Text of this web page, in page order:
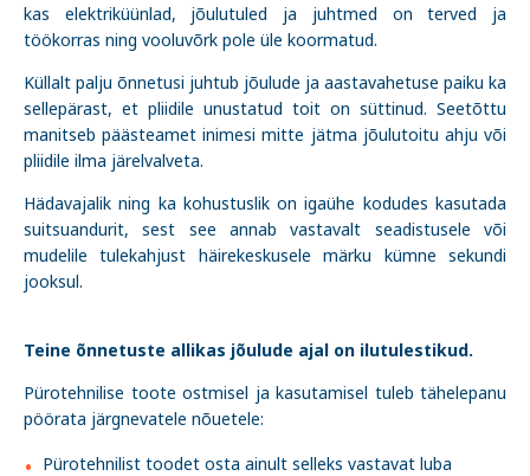
kas elektriküünlad, jõulutuled ja juhtmed on terved ja
töökorras ning vooluvõrk pole üle koormatud.
Küllalt palju õnnetusi juhtub jõulude ja aastavahetuse paiku ka
sellepärast, et pliidile unustatud toit on süttinud. Seetõttu
manitseb päästeamet inimesi mitte jätma jõulutoitu ahju või
pliidile ilma järelvalveta.
Hädavajalik ning ka kohustuslik on igaühe kodudes kasutada
suitsuandurit, sest see annab vastavalt seadistusele või
mudelile tulekahjust häirekeskusele märku kümne sekundi
jooksul.
Teine õnnetuste allikas jõulude ajal on ilutulestikud.
Pürotehnilise toote ostmisel ja kasutamisel tuleb tähelepanu
pöörata järgnevatele nõuetele:
Pürotehnilist toodet osta ainult selleks vastavat luba